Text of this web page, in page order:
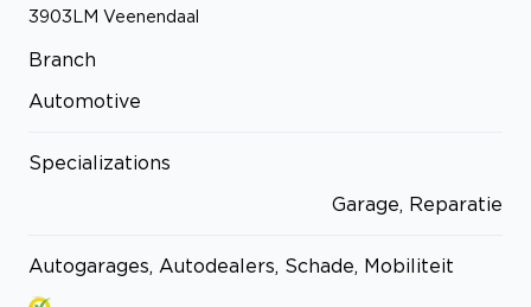
3903LM Veenendaal
Branch
Automotive
Specializations
Garage, Reparatie
Autogarages, Autodealers, Schade, Mobiliteit